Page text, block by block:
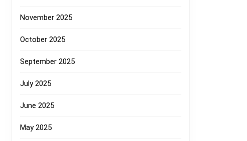
November 2025
October 2025
September 2025
July 2025
June 2025
May 2025